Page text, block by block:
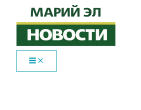
Перейти
содержимому